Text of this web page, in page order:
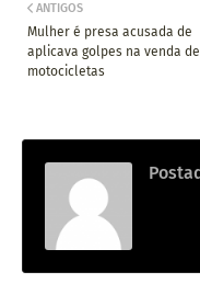
ANTIGOS
Mulher é presa acusada de
aplicava golpes na venda de
motocicletas